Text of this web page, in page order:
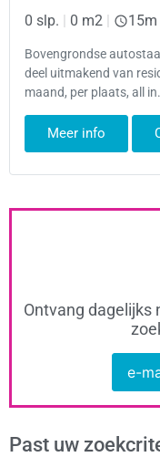
0 slp. | 0 m2 | 15m
Bovengrondse
deel uitmakend van
maand, per plaats, all
Meer info
Ontvang dagelijks
e-
Past uw